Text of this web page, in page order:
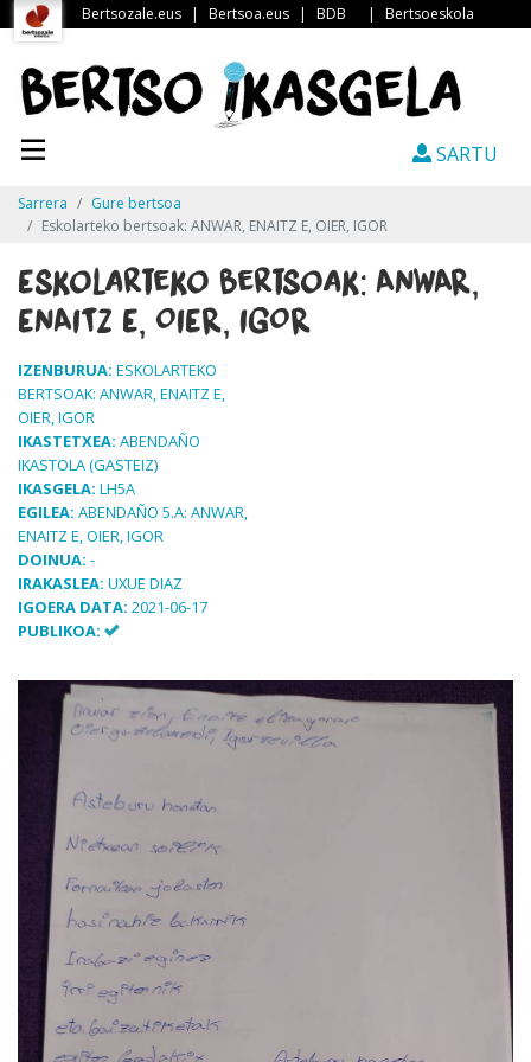
Bertsozale.eus | Bertsoa.eus | BDB | Bertsoeskola
SARTU
Sarrera
Gure bertsoa
Eskolarteko bertsoak: ANWAR, ENAITZ E, OIER, IGOR
Eskolarteko bertsoak: ANWAR,
ENAITZ E, OIER, IGOR
IZENBURUA: ESKOLARTEKO
BERTSOAK: ANWAR, ENAITZ E,
OIER, IGOR
IKASTETXEA: ABENDAÑO
IKASTOLA (GASTEIZ)
IKASGELA: LH5A
EGILEA: ABENDAÑO 5.A: ANWAR,
ENAITZ E, OIER, IGOR
DOINUA: -
IRAKASLEA: UXUE DIAZ
IGOERA DATA: 2021-06-17
PUBLIKOA: